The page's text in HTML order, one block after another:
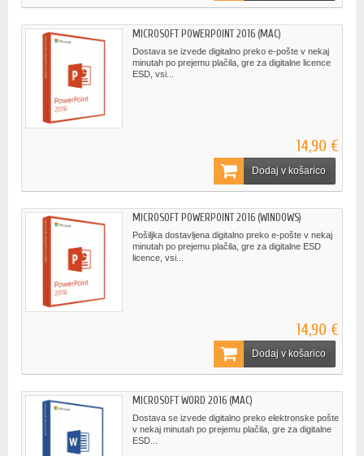
MICROSOFT POWERPOINT 2016 (MAC)
Dostava se izvede digitalno preko e-pošte v nekaj
minutah po prejemu plačila, gre za digitalne licence
ESD, vsi...
14,90 €
Dodaj v košarico
MICROSOFT POWERPOINT 2016 (WINDOWS)
Pošiljka dostavljena digitalno preko e-pošte v nekaj
minutah po prejemu plačila, gre za digitalne ESD
licence, vsi...
14,90 €
Dodaj v košarico
MICROSOFT WORD 2016 (MAC)
Dostava se izvede digitalno preko elektronske pošte
v nekaj minutah po prejemu plačila, gre za digitalne
ESD...